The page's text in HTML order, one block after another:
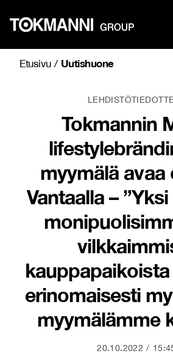
sisältöön
Etusivu/ Uutishuone
Tokmannin
myymälä avaa
Vantaalla –
erinomaisesti
myymälämme
20.10.2022